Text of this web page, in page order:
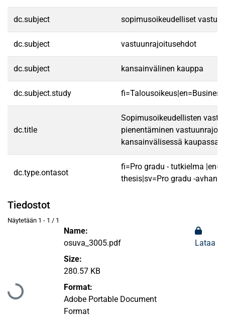
dc.subject sopimusoikeudelliset
dc.subject vastuunrajoitusehdot
dc.subject kansainvälinen kauppa
dc.subject.study
dc.title
Sopimusoikeudellisten
pienentäminen
kansainvälisessä kaupassa
dc.type.ontasot
fi=Pro gradu - tutkielma
thesis|sv=Pro gradu -
Tiedostot
Näytetään 1 - 1 / 1
Ladataan...
Name:
osuva_3005.pdf
Size:
280.57 KB
Format:
Adobe Portable Document
Format
Lataa